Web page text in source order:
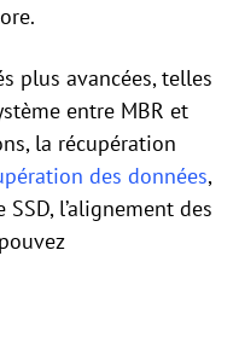
plus avancées, telles
entre MBR et
la récupération
des données,
l’alignement des